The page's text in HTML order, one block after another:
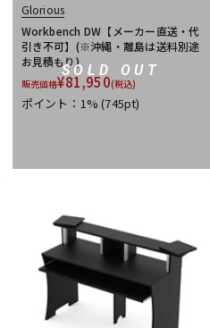
SOLD OUT
Glorious
Workbench DW【メーカー直送・代
引き不可】(※沖縄・離島は送料別途
お見積もり)
販売価格¥81,950(税込)
ポイント：1%(745pt)